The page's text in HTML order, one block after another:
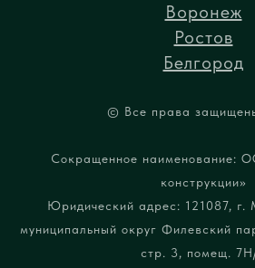
Воронеж
Ростов
Белгород
© Все права
Сокращенное наименование:
конструкции»
Юридический адрес: 121087, г.
муниципальный округ Филевский
стр. 3, помещ.